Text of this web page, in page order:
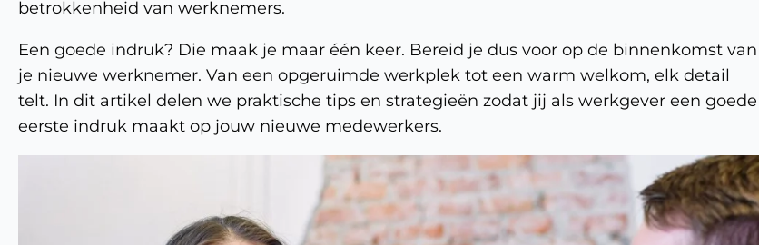
betrokkenheid van werknemers.
Een goede indruk? Die maak je maar één keer. Bereid je dus voor op de binnenkomst van
je nieuwe werknemer. Van een opgeruimde werkplek tot een warm welkom, elk detail
telt. In dit artikel delen we praktische tips en strategieën zodat jij als werkgever een goede
eerste indruk maakt op jouw nieuwe medewerkers.